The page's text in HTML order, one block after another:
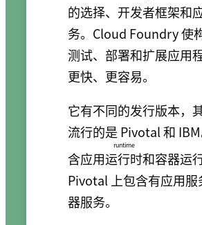
的选择、开发者框架和
务。Cloud Foundry 使构
测试、部署和扩展应用
更快、更容易。
它有不同的发行版本，
流行的是 Pivotal 和
含应用运行时
runtime
和容器运
Pivotal 上包含有应用服
器服务。